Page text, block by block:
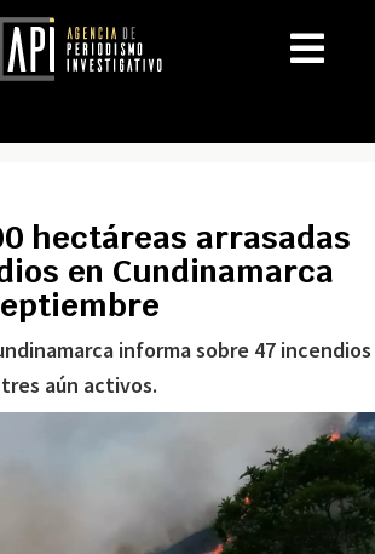
hectáreas arrasadas
en Cundinamarca
informa sobre 47 incendios
aún activos.